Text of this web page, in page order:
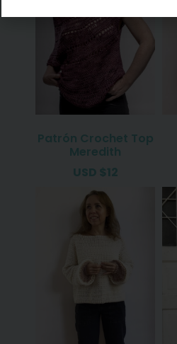
Patrón Crochet Top
Meredith
USD $12